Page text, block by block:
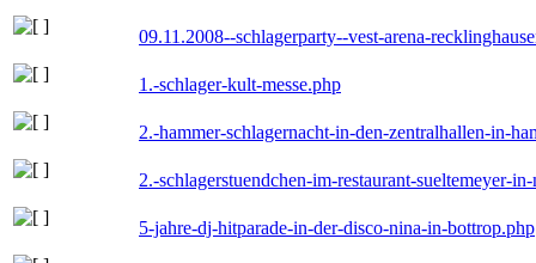
09.11.2008--schlagerparty--vest-arena-
1.-schlager-kult-messe.php
2.-hammer-schlagernacht-in-den-zentralhallen-in-
2.-schlagerstuendchen-im-restaurant-sueltemeyer-
5-jahre-dj-hitparade-in-der-disco-nina-in-bottrop.php